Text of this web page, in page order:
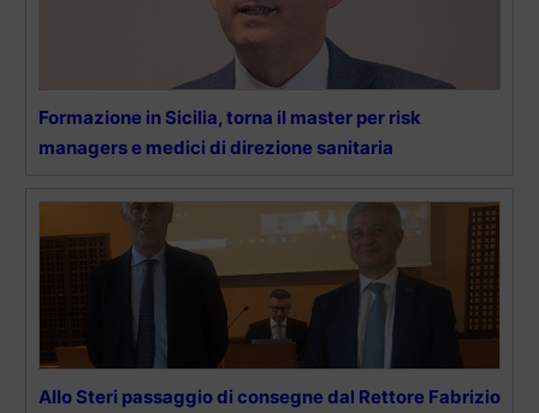
Formazione in Sicilia, torna il master per risk
managers e medici di direzione sanitaria
Allo Steri passaggio di consegne dal Rettore Fabrizio